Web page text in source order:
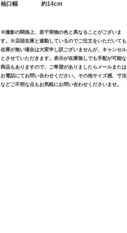
袖口幅 約14cm
※撮影の関係上、若干実物の色と異なることがございま
す。※店頭在庫と連動しているのでご注文をいただいても
在庫が無い場合は大変申し訳ございませんが、キャンセル
とさせていただきます。表示が在庫無しでも手配が可能な
商品もありますので、ご希望がありましたらメールまたは
お電話にてお問い合わせください。その他サイズ感、寸法
などご不明な点もお気軽にお問い合わせくださいませ。